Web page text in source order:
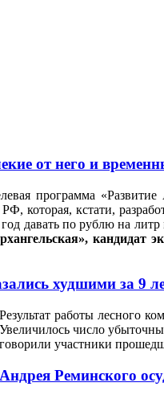
от него и
программа
РФ, которая, кстати,
давать по рублю на
кандидат
худшими за 9
Результат работы лесного
Увеличилось число
говорили участники
Андрея Реминского